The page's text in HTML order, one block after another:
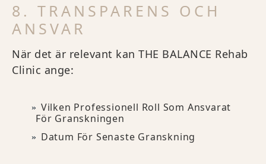
8. TRANSPARENS OCH
ANSVAR
När det är relevant kan THE BALANCE Rehab
Clinic ange:
Vilken Professionell Roll Som Ansvarat
För Granskningen
Datum För Senaste Granskning